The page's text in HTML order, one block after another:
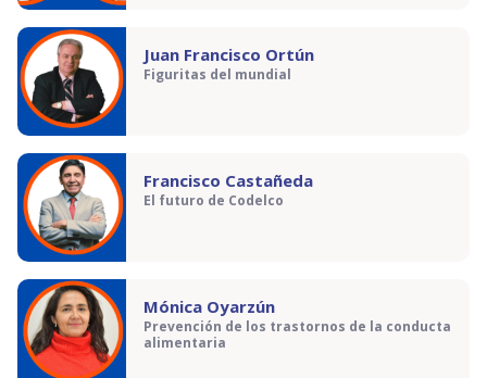
Juan Francisco Ortún
Figuritas del mundial
Francisco Castañeda
El futuro de Codelco
Mónica Oyarzún
Prevención de los trastornos de la conducta
alimentaria